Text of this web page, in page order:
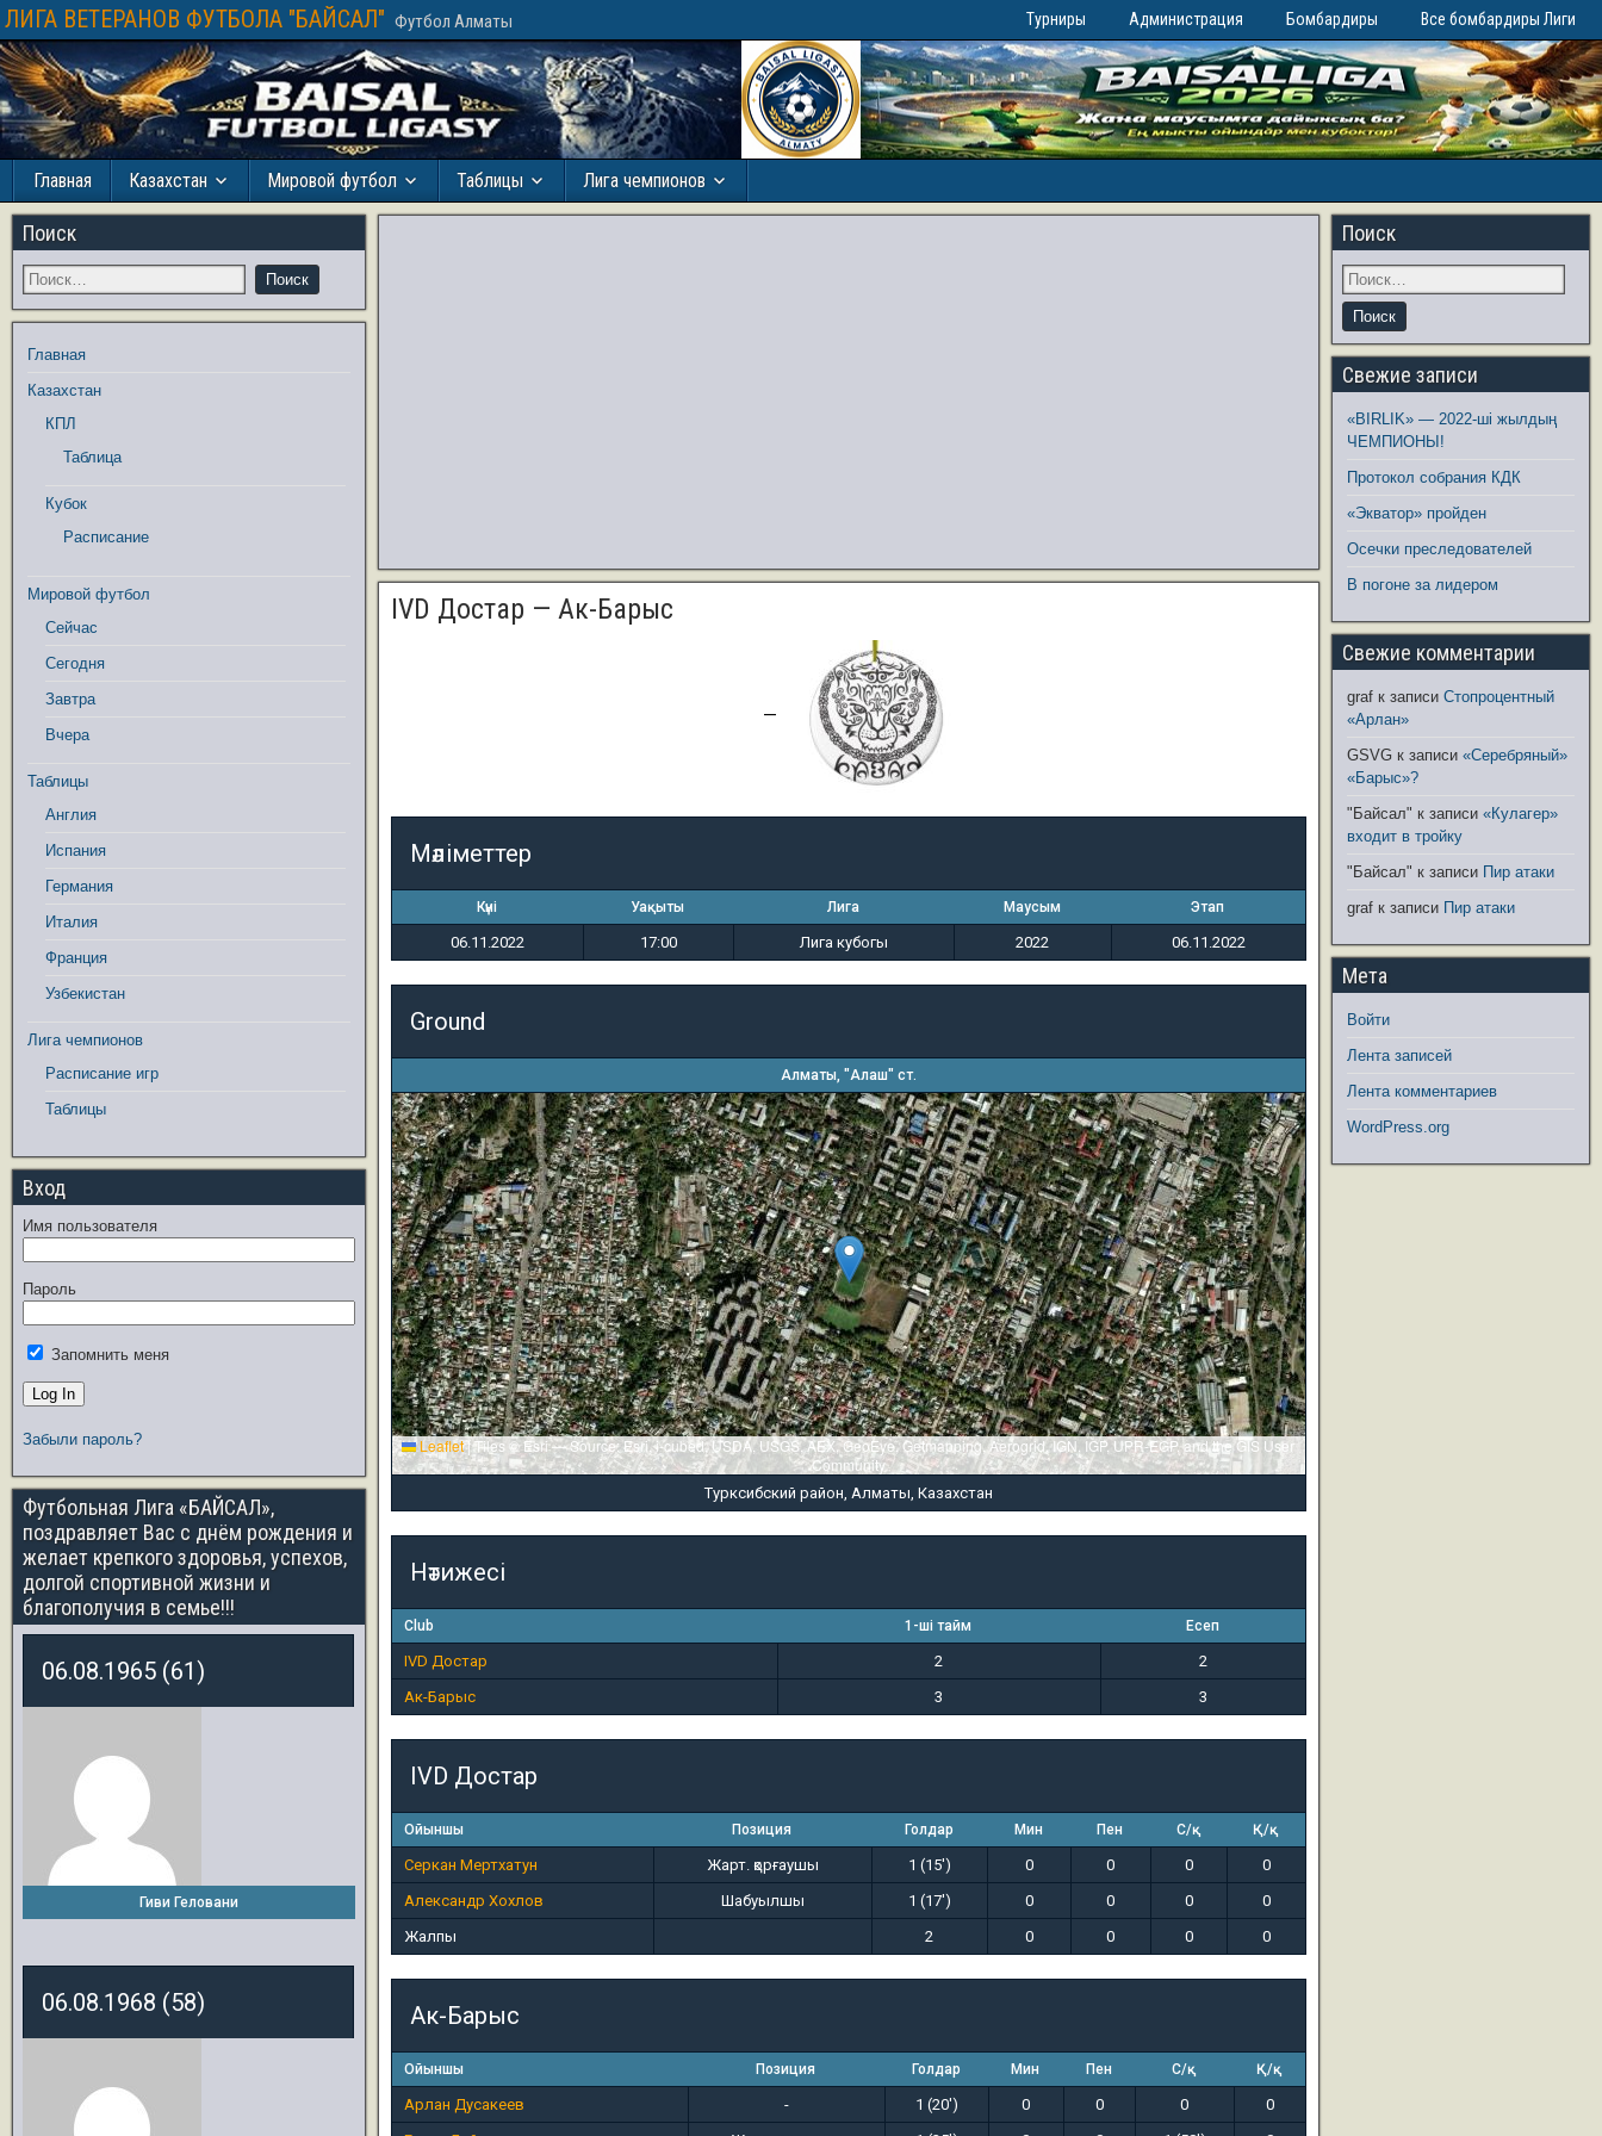
ЛИГА ВЕТЕРАНОВ ФУТБОЛА "БАЙСАЛ" Футбол Алматы Турниры Администрация Бомбардиры Все бомбардиры Лиги
Главная Казахстан Мировой футбол Таблицы Лига чемпионов
IVD Достар — Ак-Барыс
—
Мәліметтер
Күні Уақыты Лига Маусым Этап
06.11.2022 17:00 Лига кубогы 2022 06.11.2022
Ground
Алматы, "Алаш" ст.
Leaflet|Tiles © Esri — Source: Esri, i-cubed, USDA, USGS, AEX, GeoEye, Getmapping, Aerogrid, IGN, IGP, UPR-EGP, and the GIS User
Community
Турксибский район, Алматы, Казахстан
Нәтижесі
Club 1-ші тайм Есеп
IVD Достар 2
2
Ак-Барыс
3 3
IVD Достар
Ойыншы Позиция Голдар Мин Пен С/қ Қ/қ
Серкан Мертхатун Жарт. қорғаушы 1 (15') 0 0 0
0
Александр Хохлов
Шабуылшы 1 (17') 0 0 0
0
Жалпы
2 0 0 0 0
Ак-Барыс
Ойыншы Позиция Голдар Мин Пен С/қ Қ/қ
Арлан Дусакеев - 1 (20') 0 0 0
0
Поиск
Главная
Казахстан
КПЛ
Таблица
Кубок
Расписание
Мировой футбол
Сейчас
Сегодня
Завтра
Вчера
Таблицы
Англия
Испания
Германия
Италия
Франция
Узбекистан
Лига чемпионов
Расписание игр
Таблицы
Вход
Имя пользователя
Пароль
Запомнить меня
Забыли пароль?
Футбольная Лига «БАЙСАЛ»,
поздравляет Вас с днём рождения и
желает крепкого здоровья, успехов,
долгой спортивной жизни и
благополучия в семье!!!
06.08.1965 (61)
Гиви Геловани
06.08.1968 (58)
Поиск
Свежие записи
«BIRLIK» — 2022-ші жылдың
ЧЕМПИОНЫ!
Протокол собрания КДК
«Экватор» пройден
Осечки преследователей
В погоне за лидером
Свежие комментарии
graf к записиСтопроцентный
«Арлан»
GSVG к записи«Серебряный»
«Барыс»?
"Байсал" к записи«Кулагер»
входит в тройку
"Байсал" к записи Пир атаки
graf к записи Пир атаки
Мета
Войти
Лента записей
Лента комментариев
WordPress.org